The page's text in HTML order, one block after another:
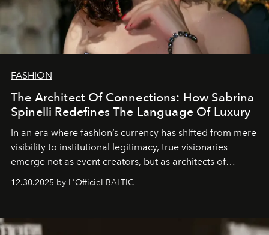
FASHION
The Architect Of Connections: How Sabrina
Spinelli Redefines The Language Of Luxury
In an era where fashion’s currency has shifted from mere
visibility to institutional legitimacy, true visionaries
emerge not as event creators, but as architects of
brand strategist with three decades of mastery in luxury,
framework where creativity, commerce, and culture
12.30.2025 by L'Officiel BALTIC